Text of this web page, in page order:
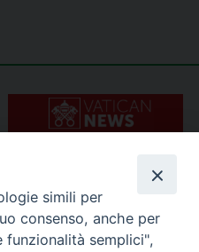
simili per
consenso, anche per
semplici",